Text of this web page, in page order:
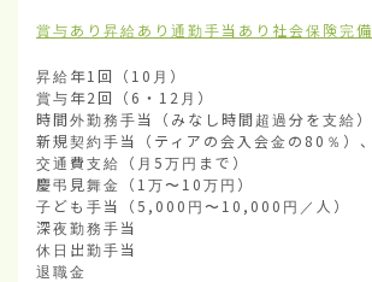
賞与あり 昇給あり 通勤手当あり 社会保険完備
昇給年1回（10月）
賞与年2回（6・12月）
時間外勤務手当（みなし時間超過分を支給）
新規契約手当（ティアの会入会金の80％）、
交通費支給（月5万円まで）
慶弔見舞金（1万〜10万円）
子ども手当（5,000円〜10,000円／人）
深夜勤務手当
休日出勤手当
退職金